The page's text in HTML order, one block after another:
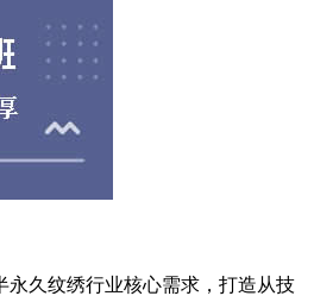
永久纹绣行业核心需求，打造从技